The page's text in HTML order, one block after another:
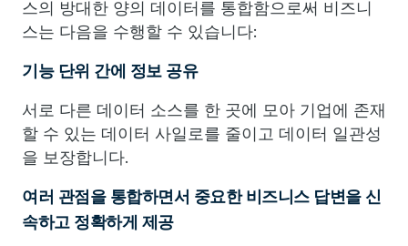
스의 방대한 양의 데이터를 통합함으로써 비즈니
스는 다음을 수행할 수 있습니다:
기능 단위 간에 정보 공유
서로 다른 데이터 소스를 한 곳에 모아 기업에 존재
할 수 있는 데이터 사일로를 줄이고 데이터 일관성
을 보장합니다.
여러 관점을 통합하면서 중요한 비즈니스 답변을 신
속하고 정확하게 제공